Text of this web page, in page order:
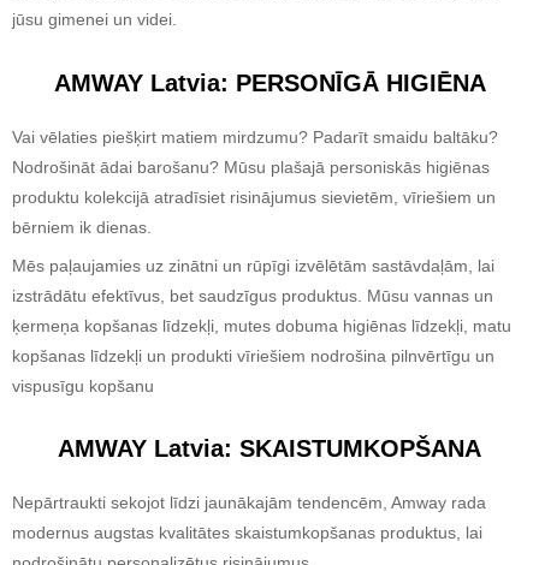
jūsu gimenei un videi.
AMWAY Latvia: PERSONĪGĀ HIGIĒNA
Vai vēlaties piešķirt matiem mirdzumu? Padarīt smaidu baltāku?
Nodrošināt ādai barošanu? Mūsu plašajā personiskās higiēnas
produktu kolekcijā atradīsiet risinājumus sievietēm, vīriešiem un
bērniem ik dienas.
Mēs paļaujamies uz zinātni un rūpīgi izvēlētām sastāvdaļām, lai
izstrādātu efektīvus, bet saudzīgus produktus. Mūsu vannas un
ķermeņa kopšanas līdzekļi, mutes dobuma higiēnas līdzekļi, matu
kopšanas līdzekļi un produkti vīriešiem nodrošina pilnvērtīgu un
vispusīgu kopšanu
AMWAY Latvia: SKAISTUMKOPŠANA
Nepārtraukti sekojot līdzi jaunākajām tendencēm, Amway rada
modernus augstas kvalitātes skaistumkopšanas produktus, lai